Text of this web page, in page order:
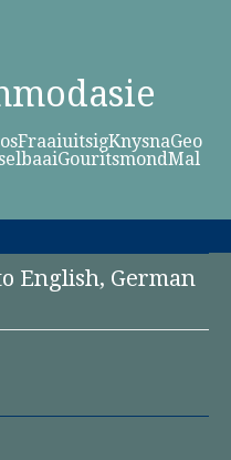
English, German